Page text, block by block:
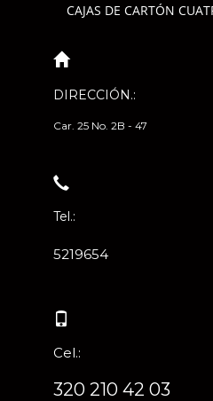
CAJAS DE CARTÓN
DIRECCIÓN.:
Car. 25 No. 2B - 47
Tel.:
5219654
Cel.:
320 210 42 03